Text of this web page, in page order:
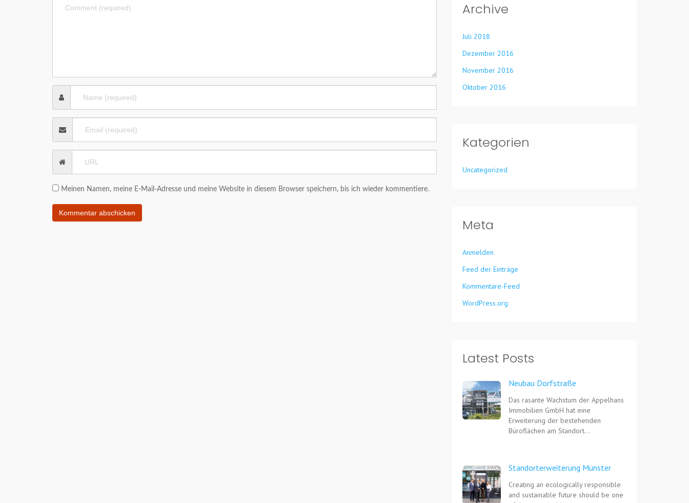
Meinen Namen, meine E-Mail-Adresse und meine Website in diesem Browser speichern, bis ich wieder kommentiere.
Archive
Juli 2018
Dezember 2016
November 2016
Oktober 2016
Kategorien
Uncategorized
Meta
Anmelden
Feed der Einträge
Kommentare-Feed
WordPress.org
Latest Posts
Neubau Dorfstraße
Das rasante Wachstum der Appelhans
Immobilien GmbH hat eine
Erweiterung der bestehenden
Büroflächen am Standort…
Standorterweiterung Münster
Creating an ecologically responsible
and sustainable future should be one